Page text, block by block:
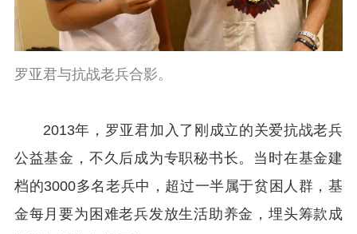
罗亚君与抗战老兵合影。
2013年，罗亚君加入了刚成立的关爱抗战老兵
公益基金，不久后成为专职秘书长。当时在基金建
档的3000多名老兵中，超过一半属于贫困人群，基
金每月要为困难老兵发放生活助养金，埋头筹款成